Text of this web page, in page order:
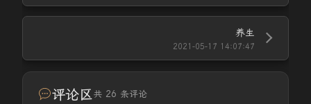
养生
2021-05-17 14:07:47
评论区共 26 条评论